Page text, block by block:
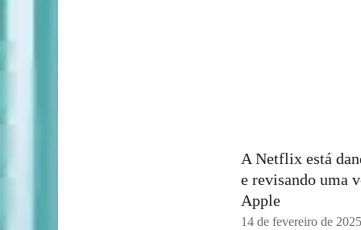
A Netflix está
e revisando uma
Apple
14 de fevereiro de 2025